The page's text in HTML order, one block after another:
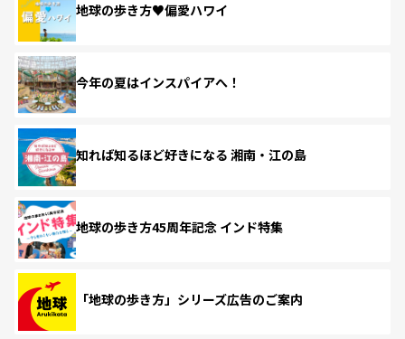
地球の歩き方♥偏愛ハワイ
今年の夏はインスパイアへ！
知れば知るほど好きになる 湘南・江の島
地球の歩き方45周年記念 インド特集
「地球の歩き方」シリーズ広告のご案内